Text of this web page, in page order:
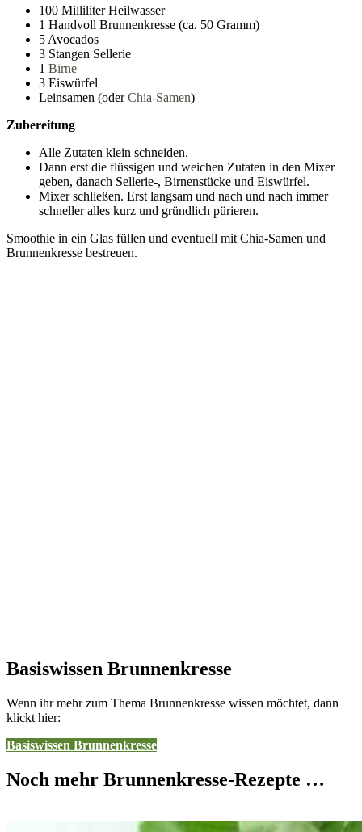
100 Milliliter Heilwasser
1 Handvoll Brunnenkresse (ca. 50 Gramm)
5 Avocados
3 Stangen Sellerie
1 Birne
3 Eiswürfel
Leinsamen (oderChia-Samen)
Zubereitung
Alle Zutaten klein schneiden.
Dann erst die flüssigen und weichen Zutaten in den Mixer
geben, danach Sellerie-, Birnenstücke und Eiswürfel.
Mixer schließen. Erst langsam und nach und nach immer
schneller alles kurz und gründlich pürieren.
Smoothie in ein Glas füllen und eventuell mit Chia-Samen und
Brunnenkresse bestreuen.
Basiswissen Brunnenkresse
Wenn ihr mehr zum Thema Brunnenkresse wissen möchtet, dann
klickt hier:
Basiswissen Brunnenkresse
Noch mehr Brunnenkresse-Rezepte …